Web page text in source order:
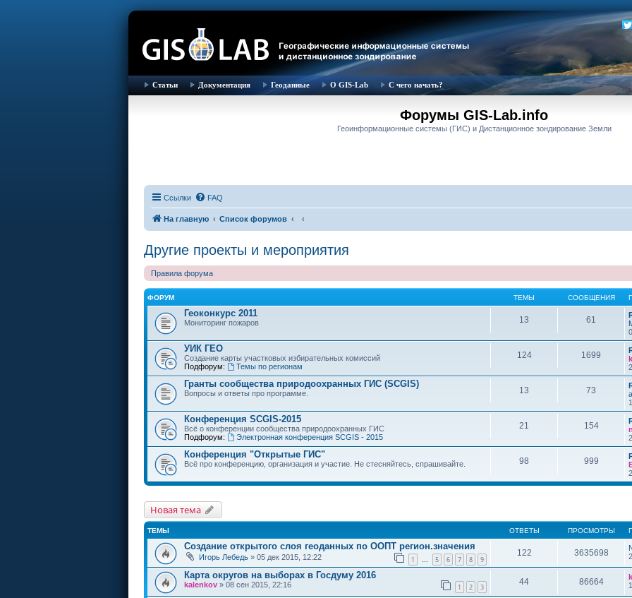
Статьи Документация Геоданные О GIS-Lab С чего начать?
Форумы GIS-Lab.info
Геоинформационные системы (ГИС) и Дистанционное зондирование Земли
Ссылки FAQ
На главную Список форумов
Другие проекты и мероприятия
Правила форума
ФОРУМ ТЕМЫ СООБЩЕНИЯ
Геоконкурс 2011
Мониторинг пожаров 13 61
УИК ГЕО
Создание карты участковых избирательных комиссий
Подфорум:
Темы по регионам
124 1699
Гранты сообщества природоохранных ГИС (SCGIS)
Вопросы и ответы про программе. 13 73
Конференция SCGIS-2015
Всё о конференции сообщества природоохранных ГИС
Подфорум:
Электронная конференция SCGIS - 2015
21 154
Конференция "Открытые ГИС"
Всё про конференцию, организация и участие. Не стесняйтесь, спрашивайте. 98 999
Новая тема
ТЕМЫ ОТВЕТЫ ПРОСМОТРЫ
Создание открытого слоя геоданных по ООПТ регион.значения
Игорь Лебедь » 05 дек 2015, 12:22 1 … 5 6 7 8 9
122 3635698
Карта округов на выборах в Госдуму 2016
kalenkov » 08 сен 2015, 22:16 1 2 3
44 86664